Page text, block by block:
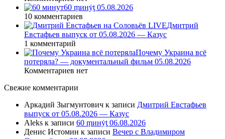
60 ṃинẏƫ 05.08.2026
10 комментариев
Дмитрий
Евстафьев выпуск от 05.08.2026 — Казус
1 комментарий
Почему Украина всё
потеряла? — документальный фильм 05.08.2026
Комментариев нет
Свежие комментарии
Аркадий Зыгмунтович к записи Дмитрий Евстафьев
выпуск от 05.08.2026 — Казус
Aleks к записи 60 ṃинẏƫ 06.08.2026
Денис Истомин к записи Вечер с Владимиром